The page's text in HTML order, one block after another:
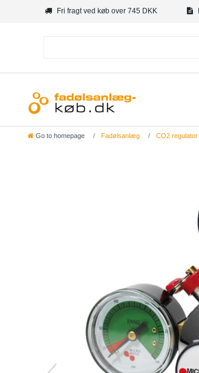
Fri fragt ved køb over 745 DKK
Go to homepage Fadølsanlæg CO2 regulator